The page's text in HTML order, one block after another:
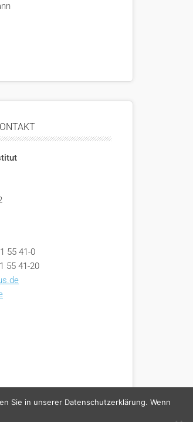
55 41-0
55 41-20
Sie in unserer Datenschutzerklärung. Wenn